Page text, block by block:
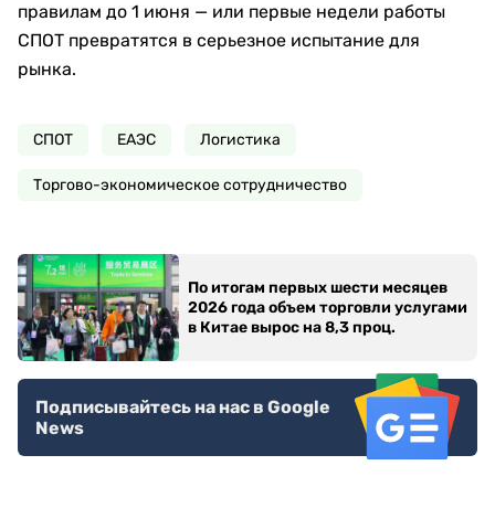
правилам до 1 июня — или первые недели работы
СПОТ превратятся в серьезное испытание для
рынка.
СПОТ ЕАЭС Логистика
Торгово-экономическое сотрудничество
По итогам первых шести месяцев
2026 года объем торговли услугами
в Китае вырос на 8,3 проц.
Подписывайтесь на нас в Google
News